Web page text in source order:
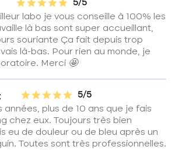
5/5
labo je vous conseille à 100% les
là bas sont super accueillant,
souriante Ça fait depuis trop
là-bas. Pour rien au monde, je
Merci 🤩
5/5
années, plus de 10 ans que je fais
chez eux. Toujours très bien
eu de douleur ou de bleu après un
Toutes sont très professionnelles.